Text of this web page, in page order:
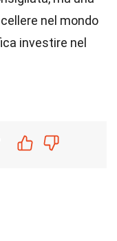
nel mondo
investire nel